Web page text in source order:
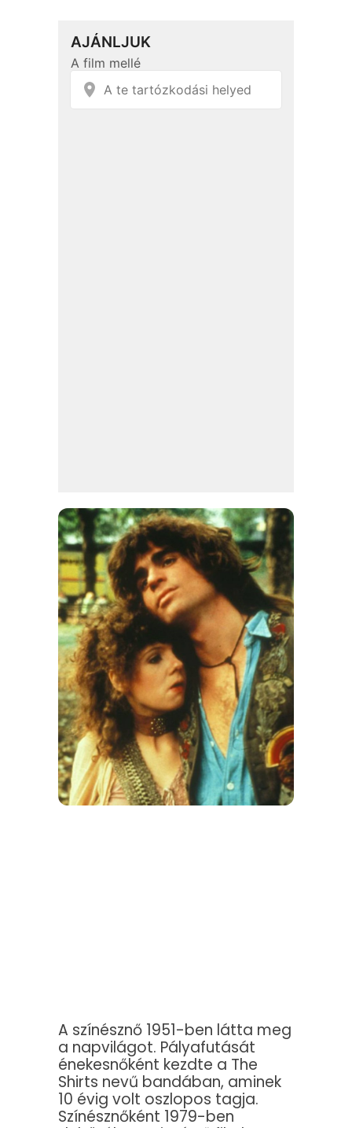
A színésznő 1951-ben látta meg
a napvilágot. Pályafutását
énekesnőként kezdte a The
Shirts nevű bandában, aminek
10 évig volt oszlopos tagja.
Színésznőként 1979-ben